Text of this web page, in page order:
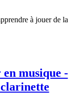
musique -